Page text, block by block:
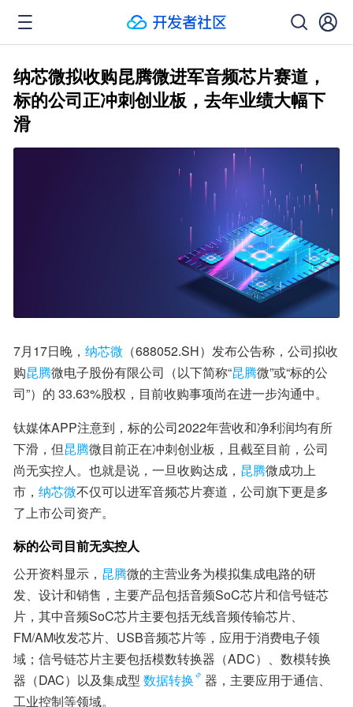
纳芯微拟收购昆腾微进军音频芯片赛道，
标的公司正冲刺创业板，去年业绩大幅下
滑
7月17日晚， 纳芯微 （688052.SH）发布公告称，公司拟收
购昆腾微电子股份有限公司（以下简称“昆腾微”或“标的公
司”）的 33.63%股权，目前收购事项尚在进一步沟通中。
钛媒体APP注意到，标的公司2022年营收和净利润均有所
下滑，但昆腾微目前正在冲刺创业板，且截至目前，公司
尚无实控人。也就是说，一旦收购达成， 昆腾微成功上
市， 纳芯微不仅可以进军音频芯片赛道，公司旗下更是多
了上市公司资产。
标的公司目前无实控人
公开资料显示， 昆腾微的主营业务为模拟集成电路的研
发、设计和销售，主要产品包括音频SoC芯片和信号链芯
片，其中音频SoC芯片主要包括无线音频传输芯片、
FM/AM收发芯片、USB音频芯片等，应用于消费电子领
域；信号链芯片主要包括模数转换器（ADC）、数模转换
器（DAC）以及集成型 数据转换
器，主要应用于通信、
工业控制等领域。